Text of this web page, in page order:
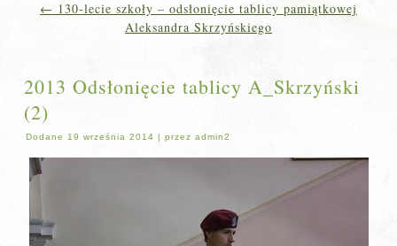
← 130-lecie szkoły – odsłonięcie tablicy pamiątkowej
Aleksandra Skrzyńskiego
2013 Odsłonięcie tablicy A_Skrzyński
(2)
Dodane 19 września 2014 |przez admin2